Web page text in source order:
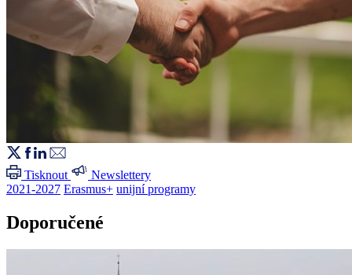
Tisknout
Newslettery
2021-2027 Erasmus+ unijní programy
Doporučené